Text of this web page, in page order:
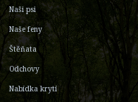
Naši psi
Naše feny
Štěňata
Odchovy
Nabídka krytí